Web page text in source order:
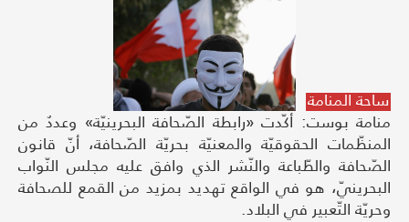
ساحة المنامة
منامة بوست: أكّدت «رابطة الصّحافة البحرينيّة» وعددٌ من
المنظّمات الحقوقيّة والمعنيّة بحريّة الصّحافة، أنّ قانون
الصّحافة والطّباعة والنّشر الذي وافق عليه مجلس النّواب
البحرينيّ، هو في الواقع تهديد بمزيد من القمع للصحافة
وحريّة التّعبير في البلاد.